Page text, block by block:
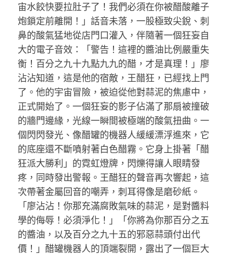
宙水餃快要拉肚子了！我們必須在你被醋酸離子
炮鎖定前離開！」話音未落，一股極致尖銳、刺
鼻的酸氣猛地從店門口灌入，伴隨著一個狂妄自
大的電子音效：「警告！這裡的醬油比例嚴重失
衡！百分之九十九點九九的醋，才是真理！」廖
沾沾知道，這是他的宿敵，王醋狂，已經找上門
了。他的宇宙冒險，被迫從他對蒜泥的焦慮中，
正式開始了。一個狂妄的影子佔滿了那扇被撞破
的牆門邊緣，光線一瞬間被極端的酸氣扭曲。一
個閃閃發光、像醋罐的機器人緩緩漂浮進來，它
的底座還不斷噴射著白色醋霧。它身上掛著「醋
狂派大勝利」的霓虹燈牌，閃爍得讓人眼睛發
疼，同時發出警報。王醋狂的聲音再次響起，這
次帶著金屬回音的嘲弄，刺耳得像是磨砂紙。
「廖沾沾！你那充滿腐敗氣味的蒜泥，是對醬料
學的侮辱！必須淨化！」「你將為你那百分之五
的醬油，以及百分之九十五的邪惡蒜頭付出代
價！」醋罐機器人的頂端裂開，露出了一個巨大